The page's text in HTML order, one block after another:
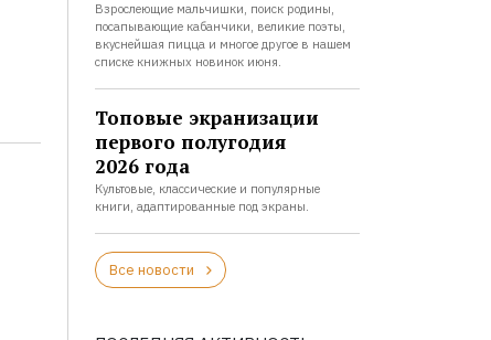
Взрослеющие мальчишки, поиск родины,
посапывающие кабанчики, великие поэты,
вкуснейшая пицца и многое другое в нашем
списке книжных новинок июня.
Топовые экранизации
первого полугодия
2026 года
Культовые, классические и популярные
книги, адаптированные под экраны.
Все новости